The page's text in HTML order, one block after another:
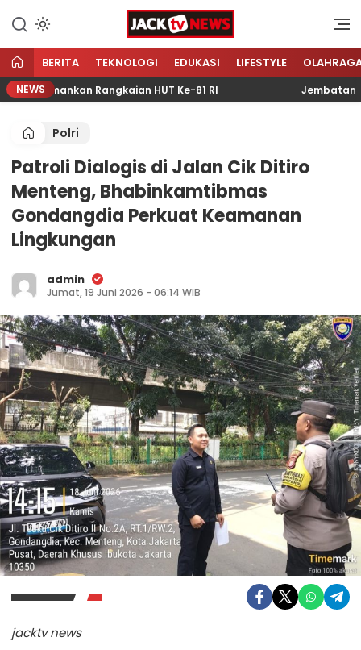
konten
Jacktvnews.com
Sumber Referensi Terpercaya
BERITA TEKNOLOGI EDUKASI LIFESTYLE
NEWS
Amankan Rangkaian HUT Ke-81 RI Jembatan
Polri
Patroli Dialogis di Jalan Cik Ditiro
Menteng, Bhabinkamtibmas
Gondangdia Perkuat Keamanan
Lingkungan
admin
Jumat, 19 Juni 2026 - 06:14 WIB
jacktv news